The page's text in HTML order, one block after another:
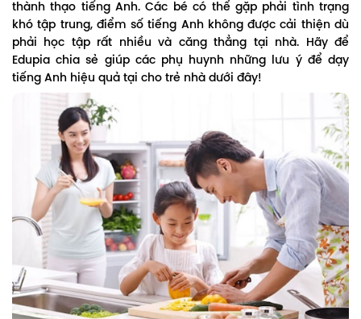
thành thạo tiếng Anh. Các bé có thể gặp phải tình trạng
khó tập trung, điểm số tiếng Anh không được cải thiện dù
phải học tập rất nhiều và căng thẳng tại nhà. Hãy để
Edupia chia sẻ giúp các phụ huynh những lưu ý để dạy
tiếng Anh hiệu quả tại cho trẻ nhà dưới đây!